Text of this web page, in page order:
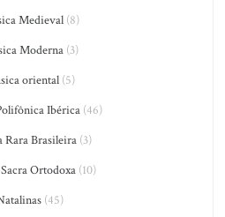
Medieval(8)
Moderna(3)
oriental (5)
Ibérica(46)
Rara Brasileira (3)
Ortodoxa (10)
(45)